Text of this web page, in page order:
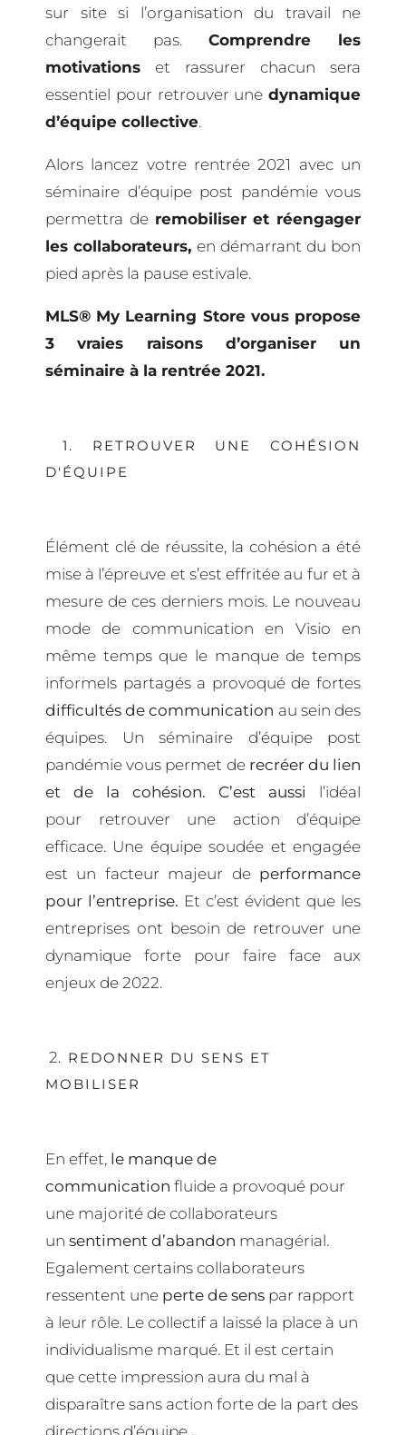
sur site si l’organisation du travail ne
changerait pas. Comprendre les
motivations et rassurer chacun sera
essentiel pour retrouver une dynamique
d’équipe collective.
Alors lancez votre rentrée 2021 avec un
séminaire d’équipe post pandémie vous
permettra de remobiliser et réengager
les collaborateurs, en démarrant du bon
pied après la pause estivale.
MLS® My Learning Store vous propose
3 vraies raisons d’organiser un
séminaire à la rentrée 2021.
1. RETROUVER UNE COHÉSION
D'ÉQUIPE
Élément clé de réussite, la cohésion a été
mise à l’épreuve et s’est effritée au fur et à
mesure de ces derniers mois. Le nouveau
mode de communication en Visio en
même temps que le manque de temps
informels partagés a provoqué de fortes
difficultés de communication au sein des
équipes. Un séminaire d’équipe post
pandémie vous permet derecréer du lien
et de la cohésion. C’est aussi l’idéal
pour retrouver une action d’équipe
efficace. Une équipe soudée et engagée
est un facteur majeur deperformance
pour l’entreprise. Et c’est évident que les
entreprises ont besoin de retrouver une
dynamique forte pour faire face aux
enjeux de 2022.
2. REDONNER DU SENS ET
MOBILISER
En effet, le manque de
communication fluide a provoqué pour
une majorité de collaborateurs
un sentiment d’abandon managérial.
Egalement certains collaborateurs
ressentent une perte de sens par rapport
à leur rôle. Le collectif a laissé la place à un
individualisme marqué. Et il est certain
que cette impression aura du mal à
disparaître sans action forte de la part des
directions d’équipe.